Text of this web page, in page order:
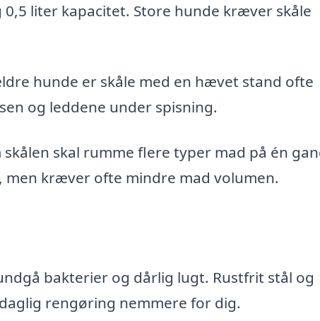
liter kapacitet. Store hunde kræver skåle
hunde er skåle med en hævet stand ofte
og leddene under spisning.
skal rumme flere typer mad på én
men kræver ofte mindre mad volumen.
bakterier og dårlig lugt. Rustfrit stål og
rengøring nemmere for dig.